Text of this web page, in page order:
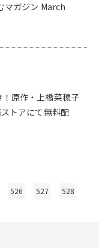
マガジン March
！原作・上橋菜穂子
トアにて無料配
526 527
528